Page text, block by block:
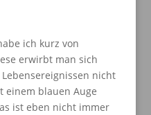
ich kurz von
erwirbt man sich
nicht
einem blauen Auge
ist eben nicht immer